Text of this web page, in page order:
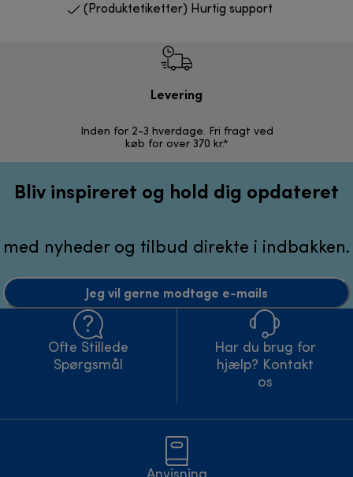
(Produktetiketter) Hurtig support
Levering
Inden for 2-3 hverdage. Fri fragt ved
køb for over 370 kr.*
Bliv inspireret og hold dig opdateret
med nyheder og tilbud direkte i indbakken.
Jeg vil gerne modtage e-mails
Ofte Stillede
Spørgsmål
Har du brug for
hjælp? Kontakt
os